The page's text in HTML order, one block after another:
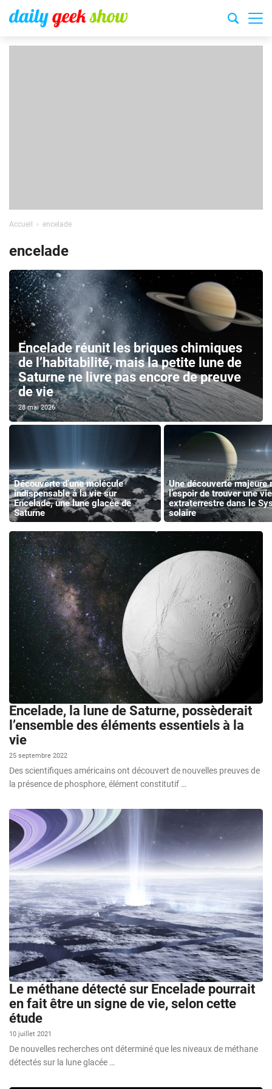
Accueil encelade
encelade
Encelade réunit les briques chimiques
de l’habitabilité, mais la petite lune de
Saturne ne livre pas encore de preuve
de vie
28 mai 2026
Découverte d’une molécule
indispensable à la vie sur
Encelade, une lune glacée de
Saturne
Une découverte majeure
l’espoir de trouver une vie
extraterrestre dans le
solaire
Encelade, la lune de Saturne, possèderait
l’ensemble des éléments essentiels à la
vie
25 septembre 2022
Des scientifiques américains ont découvert de nouvelles preuves de
la présence de phosphore, élément constitutif …
Le méthane détecté sur Encelade pourrait
en fait être un signe de vie, selon cette
étude
10 juillet 2021
De nouvelles recherches ont déterminé que les niveaux de méthane
détectés sur la lune glacée …